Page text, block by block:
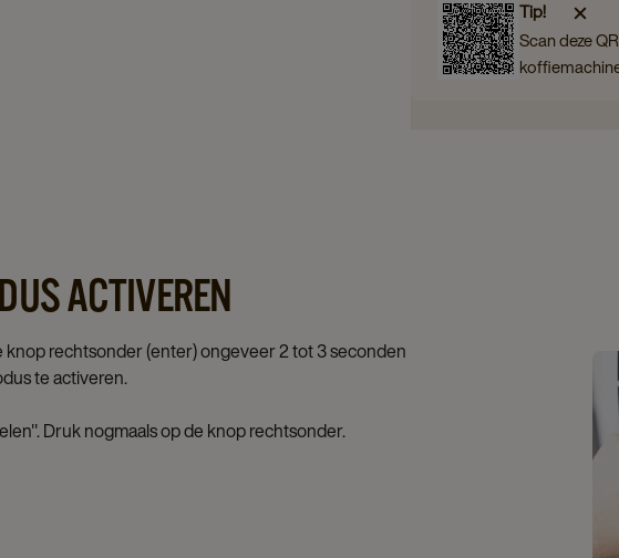
Tip!
Scan deze
ACTIVEREN
rechtsonder (enter) ongeveer 2 tot 3 seconden
te activeren.
Druk nogmaals op de knop rechtsonder.